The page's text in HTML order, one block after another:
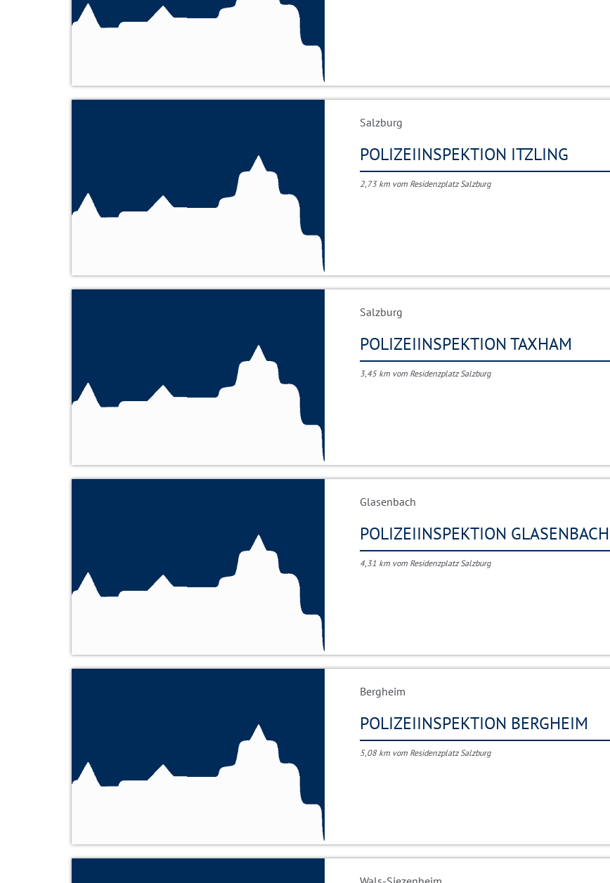
Salzburg
POLIZEIINSPEKTION ITZLING
2,73 km vom Residenzplatz Salzburg
Salzburg
POLIZEIINSPEKTION TAXHAM
3,45 km vom Residenzplatz Salzburg
Glasenbach
POLIZEIINSPEKTION GLASENBACH
4,31 km vom Residenzplatz Salzburg
Bergheim
POLIZEIINSPEKTION BERGHEIM
5,08 km vom Residenzplatz Salzburg